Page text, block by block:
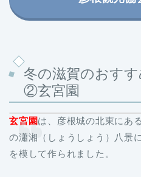
冬の滋賀のおす
②玄宮園
玄宮園は、彦根城の北東にあ
の瀟湘（しょうしょう）八景
を模して作られました。